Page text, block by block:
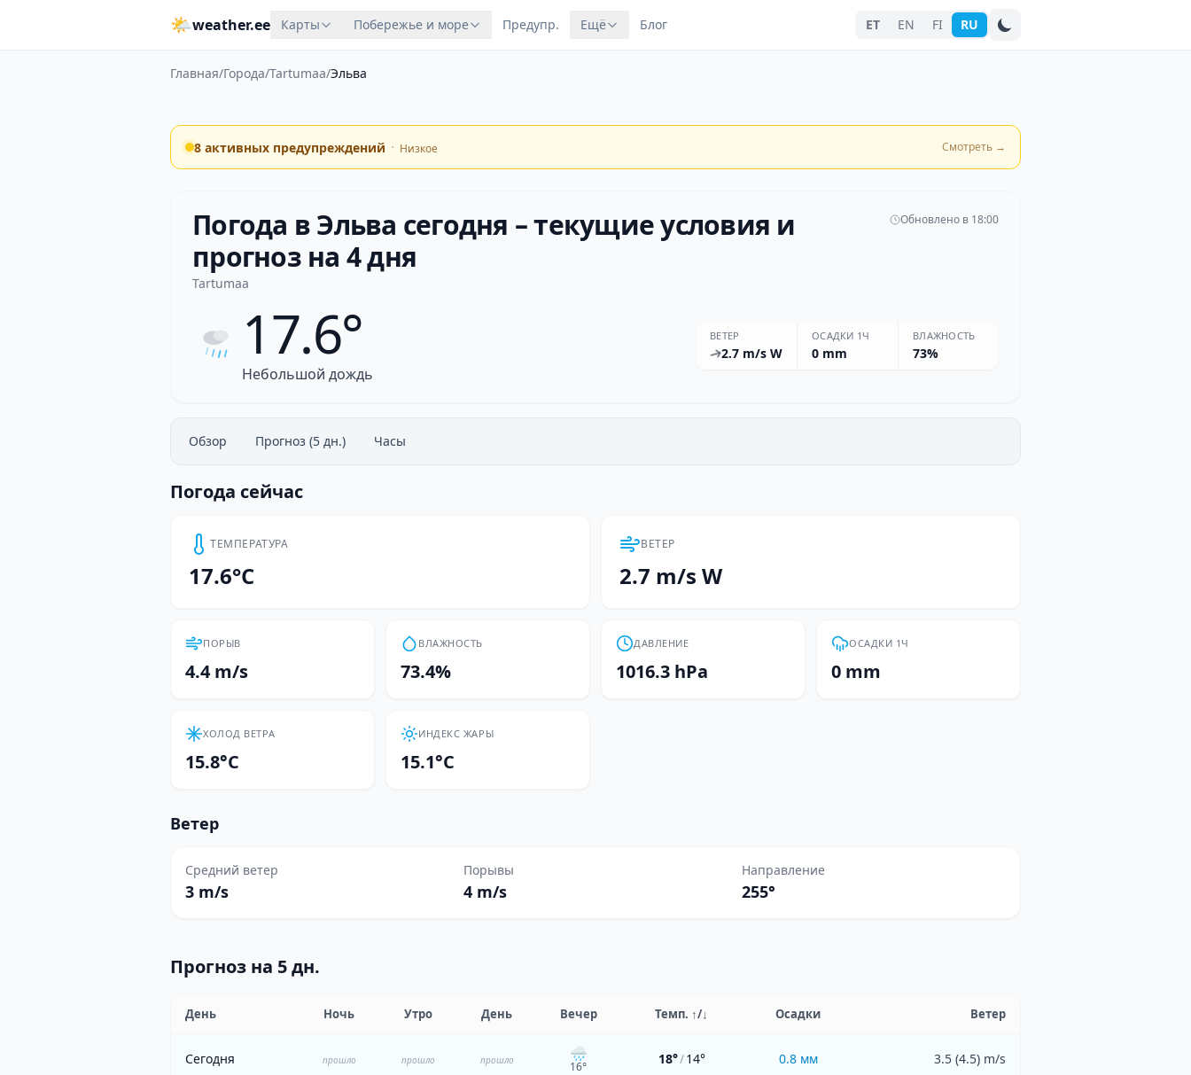
🌤weather.ee Карты Побережье и море Предупр. Ещё Блог Поиск города
ET EN FI RU
Главная/Города/Tartumaa/Эльва
8 активных предупреждений · Низкое Смотреть →
Погода в Эльва сегодня – текущие условия и
прогноз на 4 дня
Tartumaa
Обновлено в 18:00
17.6°
Небольшой дождь
ВЕТЕР
2.7 m/s W
ОСАДКИ 1Ч
0 mm
ВЛАЖНОСТЬ
73%
Обзор Прогноз (5 дн.) Часы
Погода сейчас
ТЕМПЕРАТУРА
17.6°C
ВЕТЕР
2.7 m/s W
ПОРЫВ
4.4 m/s
ВЛАЖНОСТЬ
73.4%
ДАВЛЕНИЕ
1016.3 hPa
ОСАДКИ 1Ч
0 mm
ХОЛОД ВЕТРА
15.8°C
ИНДЕКС ЖАРЫ
15.1°C
Ветер
Средний ветер
3 m/s
Порывы
4 m/s
Направление
255°
Прогноз на 5 дн.
День Ночь Утро День Вечер Темп. ↑/↓ Осадки Ветер
Сегодня прошло прошло прошло 🌧️
16° 18°/14° 0.8 мм 3.5 (4.5) m/s